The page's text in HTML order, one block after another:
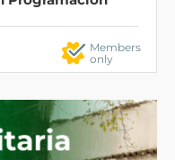
Members
only